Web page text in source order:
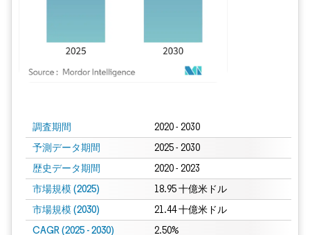
調査期間 2020 - 2030
予測データ期間 2025 - 2030
歴史データ期間 2020 - 2023
市場規模 (2025) 18.95 十億米ドル
市場規模 (2030) 21.44 十億米ドル
CAGR (2025 - 2030) 2.50%